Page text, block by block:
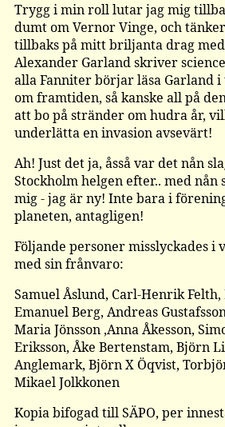
Trygg i min roll lutar jag mig
dumt om Vernor Vinge, och
tillbaks på mitt briljanta drag
Alexander Garland skriver
alla Fanniter börjar läsa Garland
om framtiden, så kanske all på
att bo på stränder om hudra år,
underlätta en invasion avsevärt!
Ah! Just det ja, åsså var det nån
Stockholm helgen efter.. med nån
mig - jag är ny! Inte bara i
planeten, antagligen!
Följande personer misslyckades i
med sin frånvaro:
Samuel Åslund, Carl-Henrik
Emanuel Berg, Andreas
Maria Jönsson ,Anna Åkesson,
Eriksson, Åke Bertenstam, Björn
Anglemark, Björn X Öqvist,
Mikael Jolkkonen
Kopia bifogad till SÄPO, per